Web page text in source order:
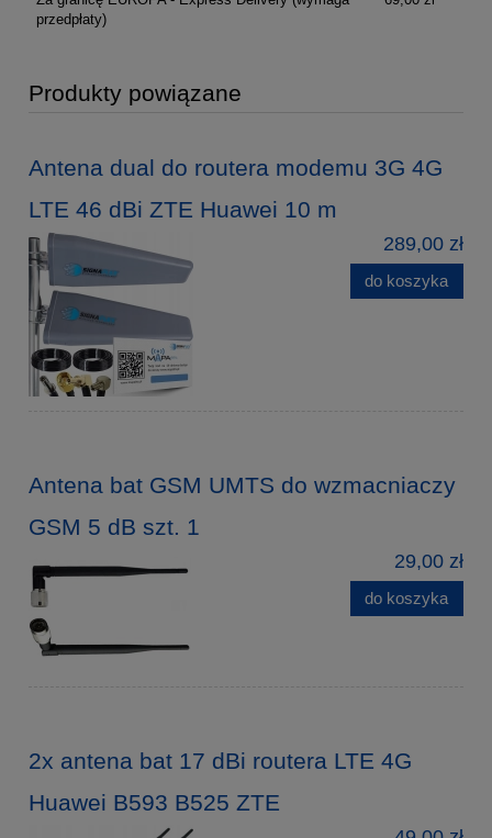
przedpłaty)
Produkty powiązane
Antena dual do routera modemu 3G 4G
LTE 46 dBi ZTE Huawei 10 m
289,00 zł
do koszyka
Antena bat GSM UMTS do wzmacniaczy
GSM 5 dB szt. 1
29,00 zł
do koszyka
2x antena bat 17 dBi routera LTE 4G
Huawei B593 B525 ZTE